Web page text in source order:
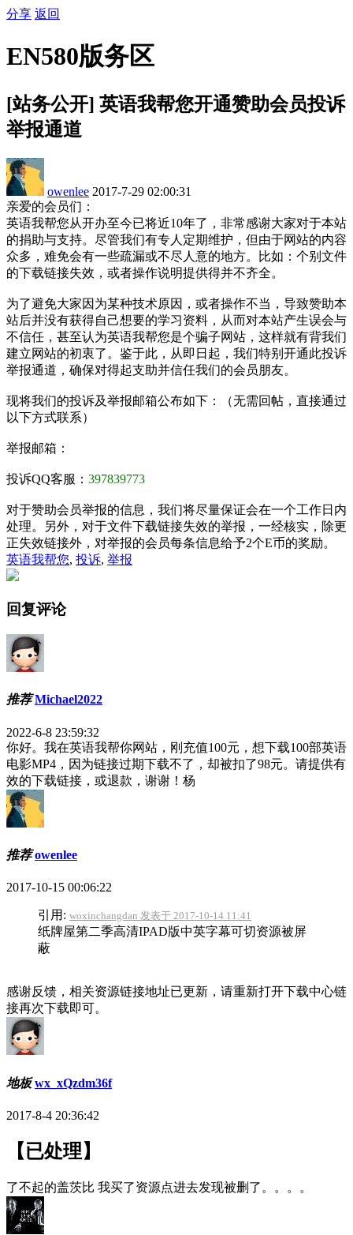
分享 返回
EN580版务区
[站务公开] 英语我帮您开通赞助会员投诉
举报通道
owenlee 2017-7-29 02:00:31
亲爱的会员们：
英语我帮您从开办至今已将近10年了，非常感谢大家对于本站
的捐助与支持。尽管我们有专人定期维护，但由于网站的内容
众多，难免会有一些疏漏或不尽人意的地方。比如：个别文件
的下载链接失效，或者操作说明提供得并不齐全。
为了避免大家因为某种技术原因，或者操作不当，导致赞助本
站后并没有获得自己想要的学习资料，从而对本站产生误会与
不信任，甚至认为英语我帮您是个骗子网站，这样就有背我们
建立网站的初衷了。鉴于此，从即日起，我们特别开通此投诉
举报通道，确保对得起支助并信任我们的会员朋友。
现将我们的投诉及举报邮箱公布如下：（无需回帖，直接通过
以下方式联系）
举报邮箱：
投诉QQ客服： 397839773
对于赞助会员举报的信息，我们将尽量保证会在一个工作日内
处理。另外，对于文件下载链接失效的举报，一经核实，除更
正失效链接外，对举报的会员每条信息给予2个E币的奖励。
英语我帮您, 投诉, 举报
回复评论
推荐Michael2022
2022-6-8 23:59:32
你好。我在英语我帮你网站，刚充值100元，想下载100部英语
电影MP4，因为链接过期下载不了，却被扣了98元。请提供有
效的下载链接，或退款，谢谢！杨
推荐owenlee
2017-10-15 00:06:22
引用: woxinchangdan 发表于 2017-10-14 11:41
纸牌屋第二季高清IPAD版中英字幕可切资源被屏
蔽
感谢反馈，相关资源链接地址已更新，请重新打开下载中心链
接再次下载即可。
地板 wx_xQzdm36f
2017-8-4 20:36:42
【已处理】
了不起的盖茨比 我买了资源点进去发现被删了。。。。